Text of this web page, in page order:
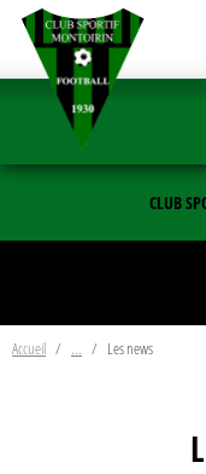
CLUB
Accueil Les news
Panneau de gestion des cookies